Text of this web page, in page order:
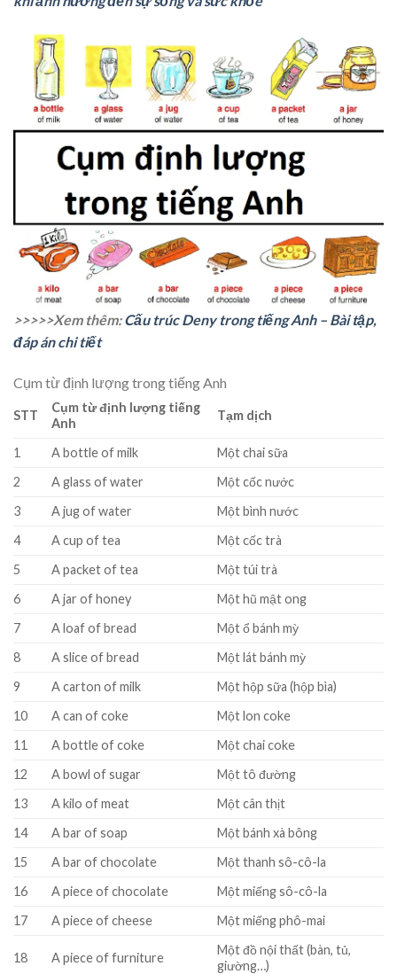
>>>>>Xem thêm:Cấu trúc Deny trong tiếng Anh – Bài tập,
đáp án chi tiết
Cụm từ định lượng trong tiếng Anh
STT
Cụm từ định lượng tiếng
Anh
Tạm dịch
1 A bottle of milk
Một chai sữa
2
A glass of water
Một cốc nước
3
A jug of water
Một bình nước
4
A cup of tea
Một cốc trà
5
A packet of tea
Một túi trà
6
A jar of honey
Một hũ mật ong
7
A loaf of bread
Một ổ bánh mỳ
8
A slice of bread
Một lát bánh mỳ
9
A carton of milk
Một hộp sữa (hộp bìa)
10
A can of coke
Một lon coke
11
A bottle of coke
Một chai coke
12
A bowl of sugar
Một tô đường
13
A kilo of meat
Một cân thịt
14
A bar of soap
Một bánh xà bông
15
A bar of chocolate
Một thanh sô-cô-la
16
A piece of chocolate
Một miếng sô-cô-la
17
A piece of cheese Một miếng phô-mai
18 A piece of furniture
Một đồ nội thất (bàn, tủ,
giường…)